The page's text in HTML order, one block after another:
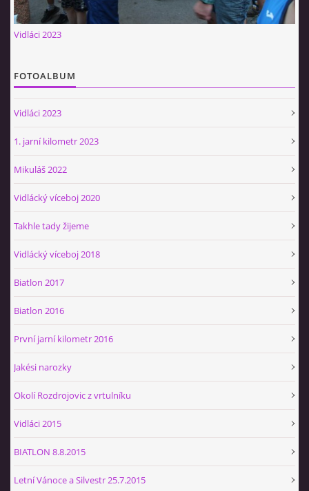
Vidláci 2023
FOTOALBUM
Vidláci 2023
1. jarní kilometr 2023
Mikuláš 2022
Vidlácký víceboj 2020
Takhle tady žijeme
Vidlácký víceboj 2018
Biatlon 2017
Biatlon 2016
První jarní kilometr 2016
Jakési narozky
Okolí Rozdrojovic z vrtulníku
Vidláci 2015
BIATLON 8.8.2015
Letní Vánoce a Silvestr 25.7.2015